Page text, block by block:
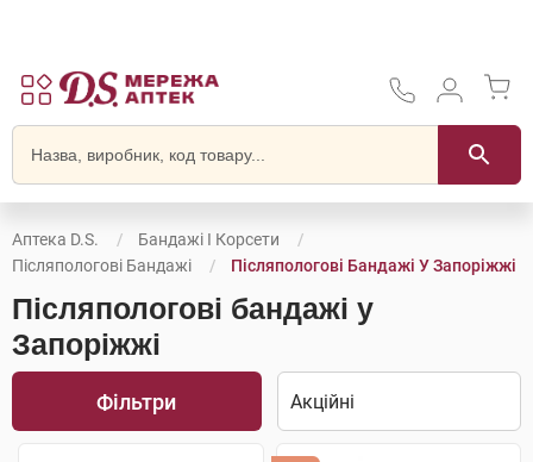
Аптека D.S.
Бандажі І Корсети
Післяпологові Бандажі
Післяпологові Бандажі У Запоріжжі
Післяпологові бандажі у
Запоріжжі
Фільтри